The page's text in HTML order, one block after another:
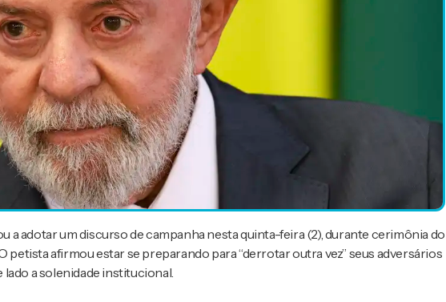
a adotar um discurso de campanha nesta quinta-feira (2), durante cerimônia do
petista afirmou estar se preparando para “derrotar outra vez” seus adversários
lado a solenidade institucional.